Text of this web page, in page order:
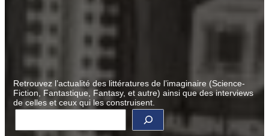
Retrouvez l’actualité des littératures de l’imaginaire (Science-
Fiction, Fantastique, Fantasy, et autre) ainsi que des interviews
de celles et ceux qui les construisent.
R
c